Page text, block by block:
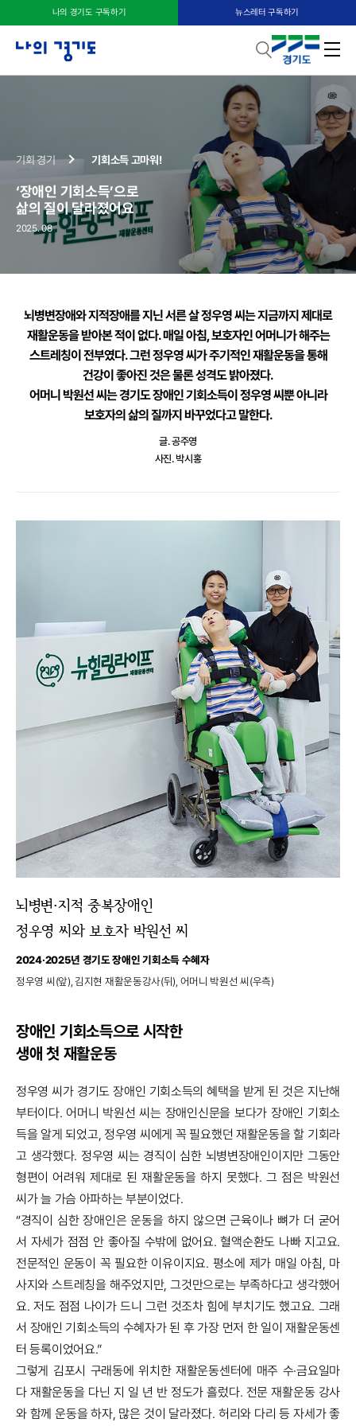
나의 경기도 구독하기 뉴스레터 구독하기
기회 경기 기회소득 고마워!
‘장애인 기회소득’으로
삶의 질이 달라졌어요
2025. 08
뇌병변장애와 지적장애를 지닌 서른 살 정우영 씨는 지금까지 제대로
재활운동을 받아본 적이 없다. 매일 아침, 보호자인 어머니가 해주는
스트레칭이 전부였다. 그런 정우영 씨가 주기적인 재활운동을 통해
건강이 좋아진 것은 물론 성격도 밝아졌다.
어머니 박원선 씨는 경기도 장애인 기회소득이 정우영 씨뿐 아니라
보호자의 삶의 질까지 바꾸었다고 말한다.
글. 공주영
사진. 박시홍
뇌병변·지적 중복장애인
정우영 씨와 보호자 박원선 씨
2024·2025년 경기도 장애인 기회소득 수혜자
정우영 씨(앞), 김지현 재활운동강사(뒤), 어머니 박원선 씨(우측)
장애인 기회소득으로 시작한
생애 첫 재활운동
정우영 씨가 경기도 장애인 기회소득의 혜택을 받게 된 것은 지난해
부터이다. 어머니 박원선 씨는 장애인신문을 보다가 장애인 기회소
득을 알게 되었고, 정우영 씨에게 꼭 필요했던 재활운동을 할 기회라
고 생각했다. 정우영 씨는 경직이 심한 뇌병변장애인이지만 그동안
형편이 어려워 제대로 된 재활운동을 하지 못했다. 그 점은 박원선
씨가 늘 가슴 아파하는 부분이었다.
“경직이 심한 장애인은 운동을 하지 않으면 근육이나 뼈가 더 굳어
서 자세가 점점 안 좋아질 수밖에 없어요. 혈액순환도 나빠 지고요.
전문적인 운동이 꼭 필요한 이유이지요. 평소에 제가 매일 아침, 마
사지와 스트레칭을 해주었지만, 그것만으로는 부족하다고 생각했어
요. 저도 점점 나이가 드니 그런 것조차 힘에 부치기도 했고요. 그래
서 장애인 기회소득의 수혜자가 된 후 가장 먼저 한 일이 재활운동센
터 등록이었어요.”
그렇게 김포시 구래동에 위치한 재활운동센터에 매주 수·금요일마
다 재활운동을 다닌 지 일 년 반 정도가 흘렀다. 전문 재활운동 강사
와 함께 운동을 하자, 많은 것이 달라졌다. 허리와 다리 등 자세가 좋